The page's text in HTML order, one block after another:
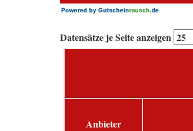
Datensätze je Seite anzeigen
Anbieter